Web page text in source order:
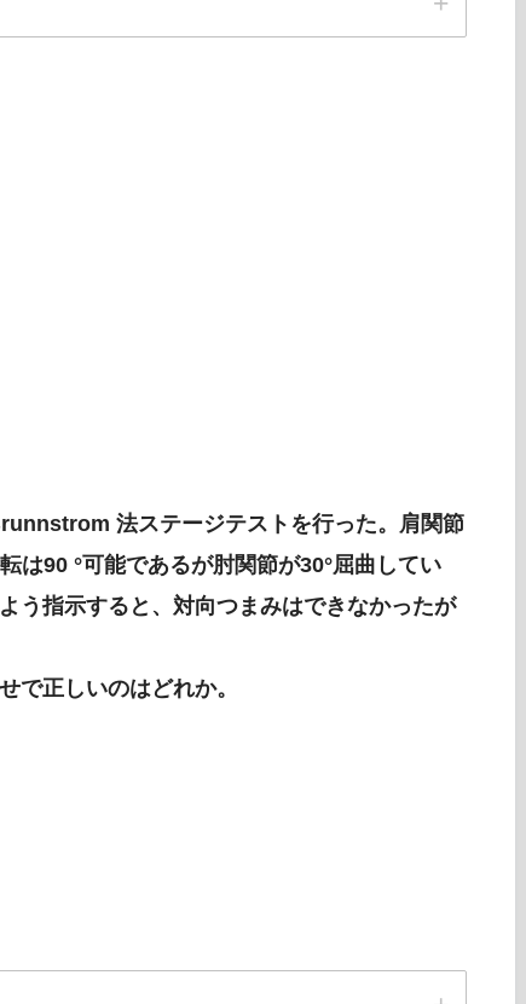
法ステージテストを行った。肩関節
は90 °可能であるが肘関節が30°屈曲してい
う指示すると、対向つまみはできなかったが
正しいのはどれか。